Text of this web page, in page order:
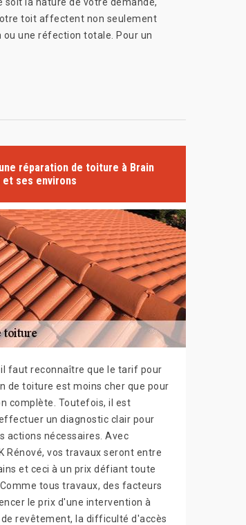
soit la nature de votre demande,
toit affectent non seulement
une réfection totale. Pour un
réparation de toiture à Brain
et ses environs
faut reconnaître que le tarif pour
de toiture est moins cher que pour
complète. Toutefois, il est
un diagnostic clair pour
actions nécessaires. Avec
Rénové, vos travaux seront entre
et ceci à un prix défiant toute
tous travaux, des facteurs
le prix d'une intervention à
revêtement, la difficulté d'accès